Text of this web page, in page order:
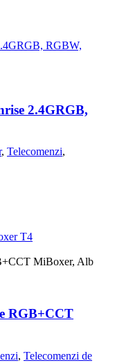
2.4GRGB,
, Telecomenzi,
RGB+CCT
, Telecomenzi de